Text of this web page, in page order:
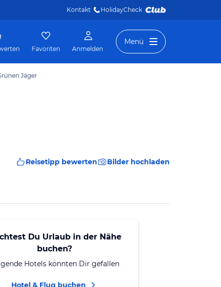
Kontakt HolidayCheck
Favoriten Anmelden
Menü
Jäger
Reisetipp bewerten Bilder hochladen
Du Urlaub in der Nähe
buchen?
Hotels könnten Dir gefallen
Hotel & Flug buchen